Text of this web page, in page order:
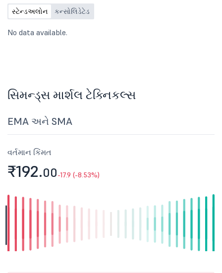
સ્ટેન્ડઅલોન કન્સોલિડેટેડ
No data available.
સિમન્ડ્સ માર્શલ ટેક્નિકલ્સ
EMA અને SMA
વર્તમાન કિંમત
₹192.00-17.9 (-8.53%)